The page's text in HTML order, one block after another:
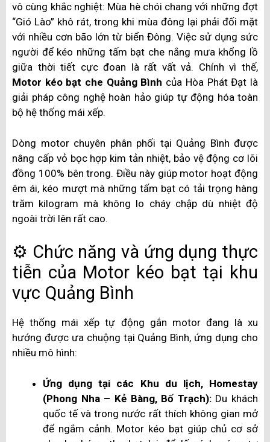
vô cùng khắc nghiệt: Mùa hè chói chang với những đợt
“Gió Lào” khô rát, trong khi mùa đông lại phải đối mặt
với nhiều cơn bão lớn từ biển Đông. Việc sử dụng sức
người để kéo những tấm bạt che nắng mưa khổng lồ
giữa thời tiết cực đoan là rất vất vả. Chính vì thế,
Motor kéo bạt che Quảng Bình của Hòa Phát Đạt là
giải pháp công nghệ hoàn hảo giúp tự động hóa toàn
bộ hệ thống mái xếp.
Dòng motor chuyên phân phối tại Quảng Bình được
nâng cấp vỏ bọc hợp kim tản nhiệt, bảo vệ động cơ lõi
đồng 100% bên trong. Điều này giúp motor hoạt động
êm ái, kéo mượt mà những tấm bạt có tải trọng hàng
trăm kilogram mà không lo cháy chập dù nhiệt độ
ngoài trời lên rất cao.
⚙️ Chức năng và ứng dụng thực
tiễn của Motor kéo bạt tại khu
vực Quảng Bình
Hệ thống mái xếp tự động gắn motor đang là xu
hướng được ưa chuộng tại Quảng Bình, ứng dụng cho
nhiều mô hình:
Ứng dụng tại các Khu du lịch, Homestay
(Phong Nha – Kẻ Bàng, Bố Trạch):Du khách
quốc tế và trong nước rất thích không gian mở
để ngắm cảnh. Motor kéo bạt giúp chủ cơ sở